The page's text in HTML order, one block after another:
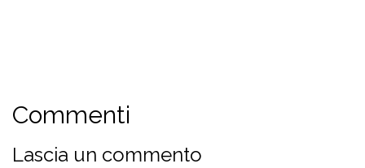
Commenti
Lascia un commento